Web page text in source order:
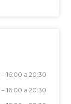
–16:00 a 20:30
–16:00 a 20:30